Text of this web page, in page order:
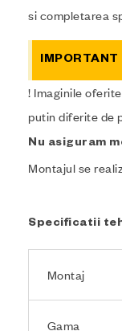
si completarea
IMPORTANT
! Imaginile
putin diferite de
Nu asiguram
Montajul se
Specificatii
Montaj
Gama